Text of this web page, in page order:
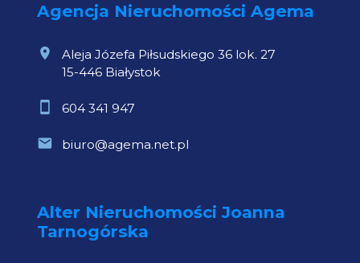
Agencja Nieruchomości Agema
Aleja Józefa Piłsudskiego 36 lok. 27
15-446 Białystok
604 341 947
biuro@agema.net.pl
Alter Nieruchomości Joanna
Tarnogórska